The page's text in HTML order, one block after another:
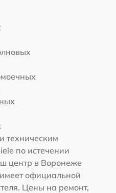
техническим
по истечении
центр в Воронеже
официальной
Цены на ремонт,